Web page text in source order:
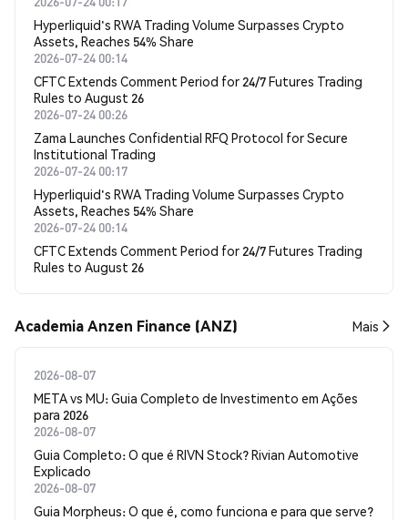
Hyperliquid's RWA Trading Volume Surpasses Crypto
Assets, Reaches 54% Share
2026-07-24 00:14
CFTC Extends Comment Period for 24/7 Futures Trading
Rules to August 26
2026-07-24 00:26
Zama Launches Confidential RFQ Protocol for Secure
Institutional Trading
2026-07-24 00:17
Hyperliquid's RWA Trading Volume Surpasses Crypto
Assets, Reaches 54% Share
2026-07-24 00:14
CFTC Extends Comment Period for 24/7 Futures Trading
Rules to August 26
Academia Anzen Finance (ANZ) Mais
2026-08-07
META vs MU: Guia Completo de Investimento em Ações
para 2026
2026-08-07
Guia Completo: O que é RIVN Stock? Rivian Automotive
Explicado
2026-08-07
Guia Morpheus: O que é, como funciona e para que serve?